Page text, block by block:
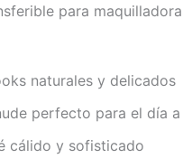
para
naturales y delicados
perfecto para el día a
cálido y sofisticado